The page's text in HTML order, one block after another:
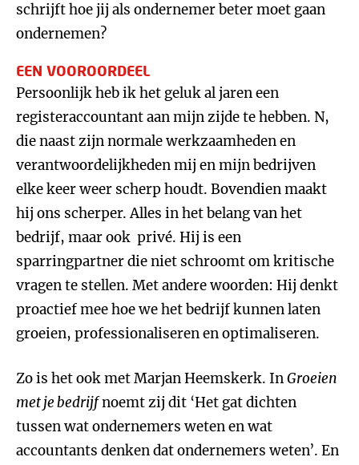
schrijft hoe jij als ondernemer beter moet gaan
ondernemen?
EEN VOOROORDEEL
Persoonlijk heb ik het geluk al jaren een
registeraccountant aan mijn zijde te hebben. N,
die naast zijn normale werkzaamheden en
verantwoordelijkheden mij en mijn bedrijven
elke keer weer scherp houdt. Bovendien maakt
hij ons scherper. Alles in het belang van het
bedrijf, maar ook privé. Hij is een
sparringpartner die niet schroomt om kritische
vragen te stellen. Met andere woorden: Hij denkt
proactief mee hoe we het bedrijf kunnen laten
groeien, professionaliseren en optimaliseren.
Zo is het ook met Marjan Heemskerk. InGroeien
met je bedrijfnoemt zij dit ‘Het gat dichten
tussen wat ondernemers weten en wat
accountants denken dat ondernemers weten’. En